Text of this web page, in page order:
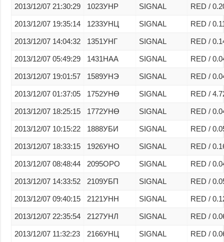
2013/12/07 21:30:29 1023УНР SIGNAL RED /
2013/12/07 19:35:14 1233УНЦ SIGNAL RED /
2013/12/07 14:04:32 1351УНГ SIGNAL RED /
2013/12/07 05:49:29 1431НАА SIGNAL RED /
2013/12/07 19:01:57 1589УНЭ SIGNAL RED /
2013/12/07 01:37:05 1752УНӨ SIGNAL RED /
2013/12/07 18:25:15 1772УНӨ SIGNAL RED /
2013/12/07 10:15:22 1888УБИ SIGNAL RED /
2013/12/07 18:33:15 1926УНО SIGNAL RED /
2013/12/07 08:48:44 2095ОРО SIGNAL RED /
2013/12/07 14:33:52 2109УБП SIGNAL RED /
2013/12/07 09:40:15 2121УНН SIGNAL RED /
2013/12/07 22:35:54 2127УНЛ SIGNAL RED /
2013/12/07 11:32:23 2166УНЦ SIGNAL RED /